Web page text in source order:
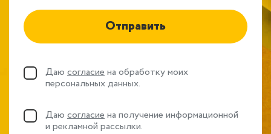
Отправить
Даю согласие на обработку моих
персональных данных.
Даю согласие на получение информационной
и рекламной рассылки.